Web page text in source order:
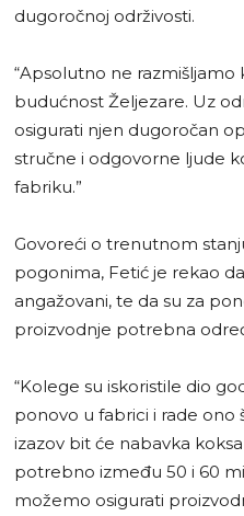
dugoročnoj održivosti.
“Apsolutno ne
budućnost Željezare. Uz
osigurati njen dugoročan
stručne i odgovorne ljude
fabriku.”
Govoreći o trenutnom
pogonima, Fetić je rekao
angažovani, te da su za
proizvodnje potrebna
“Kolege su iskoristile dio
ponovo u fabrici i rade ono
izazov bit će nabavka
potrebno između 50 i 60
možemo osigurati